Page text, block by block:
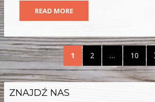
READ MORE
Nawigacja
po
wpisach
PAGE
1 PAGE
2 … PAGE
10
ZNAJDŹ NAS